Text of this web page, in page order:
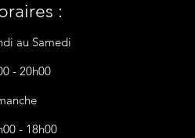
:
au Samedi
- 20h00
- 18h00